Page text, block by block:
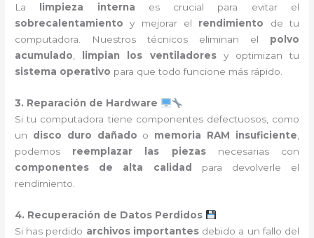
La
limpieza interna es crucial para evitar el
sobrecalentamiento y mejorar el rendimiento de tu
computadora. Nuestros técnicos eliminan el polvo
acumulado, limpian los ventiladoresy optimizan tu
sistema operativo para que todo funcione más rápido.
3. Reparación de Hardware
Si tu computadora tiene componentes defectuosos, como
un disco duro dañado o memoria RAM insuficiente,
podemos reemplazar las piezasnecesarias con
componentes de alta calidad
para devolverle el
rendimiento.
4. Recuperación de Datos Perdidos
Si has perdido archivos importantesdebido a un fallo del